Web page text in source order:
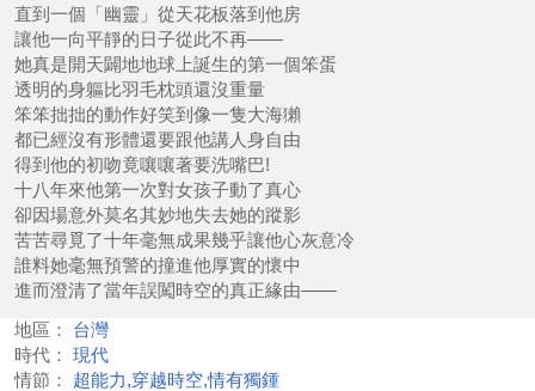
直到一個「幽靈」從天花板落到他房
讓他一向平靜的日子從此不再——
她真是開天闢地地球上誕生的第一個笨蛋
透明的身軀比羽毛枕頭還沒重量
笨笨拙拙的動作好笑到像一隻大海獺
都已經沒有形體還要跟他講人身自由
得到他的初吻竟嚷嚷著要洗嘴巴!
十八年來他第一次對女孩子動了真心
卻因場意外莫名其妙地失去她的蹤影
苦苦尋覓了十年毫無成果幾乎讓他心灰意冷
誰料她毫無預警的撞進他厚實的懷中
進而澄清了當年誤闖時空的真正緣由——
地區：
台灣
時代：
現代
情節：
超能力,穿越時空,情有獨鍾